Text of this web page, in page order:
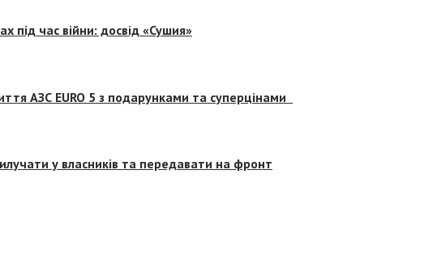
під час війни: досвід «Сушия»
АЗС EURO 5 з подарунками та суперцінами
у власників та передавати на фронт